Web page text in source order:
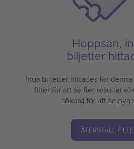
Hoppsan,
biljetter
Inga biljetter hittades för
filter för att se fler resultat
sökord för att se nya
ÅTERSTÄLL